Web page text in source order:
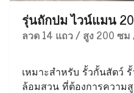
รุ่นถักปม ไวน์แมน
ลวด 14 แถว / สูง 200 ซม
เหมาะสำหรับ รั้วกั้นสัตว์
ล้อมสวน ที่ต้องการความ